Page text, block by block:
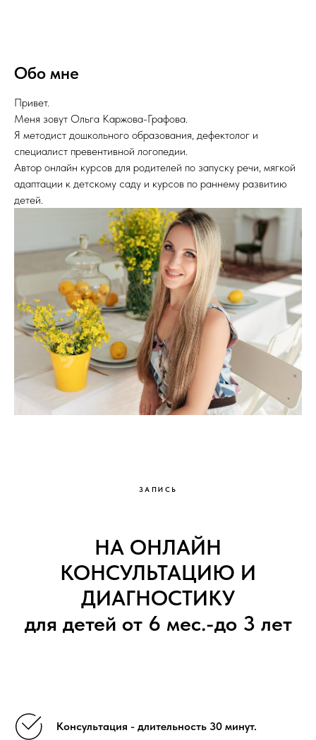
Обо мне
Привет.
Меня зовут Ольга Каржова-Графова.
Я методист дошкольного образования, дефектолог и
специалист превентивной логопедии.
Автор онлайн курсов для родителей по запуску речи, мягкой
адаптации к детскому саду и курсов по раннему развитию
детей.
ЗАПИСЬ
НА ОНЛАЙН
КОНСУЛЬТАЦИЮ И
ДИАГНОСТИКУ
для детей от 6 мес.-до 3 лет
Консультация - длительность 30 минут.